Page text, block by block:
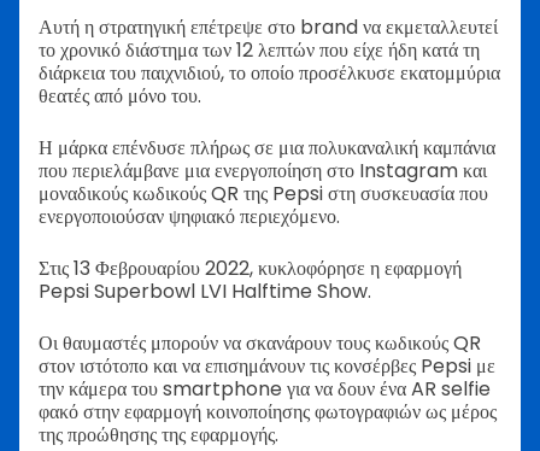
Αυτή η στρατηγική επέτρεψε στο brand να εκμεταλλευτεί
το χρονικό διάστημα των 12 λεπτών που είχε ήδη κατά τη
διάρκεια του παιχνιδιού, το οποίο προσέλκυσε εκατομμύρια
θεατές από μόνο του.
Η μάρκα επένδυσε πλήρως σε μια πολυκαναλική καμπάνια
που περιελάμβανε μια ενεργοποίηση στο Instagram και
μοναδικούς κωδικούς QR της Pepsi στη συσκευασία που
ενεργοποιούσαν ψηφιακό περιεχόμενο.
Στις 13 Φεβρουαρίου 2022, κυκλοφόρησε η εφαρμογή
Pepsi Superbowl LVI Halftime Show.
Οι θαυμαστές μπορούν να σκανάρουν τους κωδικούς QR
στον ιστότοπο και να επισημάνουν τις κονσέρβες Pepsi με
την κάμερα του smartphone για να δουν ένα AR selfie
φακό στην εφαρμογή κοινοποίησης φωτογραφιών ως μέρος
της προώθησης της εφαρμογής.